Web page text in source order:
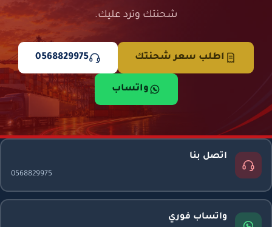
شحنتك وترد عليك.
اطلب سعر شحنتك 0568829975
واتساب
اتصل بنا
0568829975
واتساب فوري